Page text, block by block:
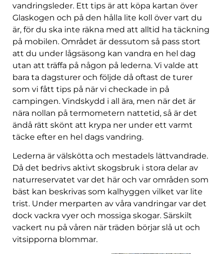
vandringsleder. Ett tips är att köpa kartan över
Glaskogen och på den hålla lite koll över vart du
är, för du ska inte räkna med att alltid ha täckning
på mobilen. Området är dessutom så pass stort
att du under lågsäsong kan vandra en hel dag
utan att träffa på någon på lederna. Vi valde att
bara ta dagsturer och följde då oftast de turer
som vi fått tips på när vi checkade in på
campingen. Vindskydd i all ära, men när det är
nära nollan på termometern nattetid, så är det
ändå rätt skönt att krypa ner under ett varmt
täcke efter en hel dags vandring.
Lederna är välskötta och mestadels lättvandrade.
Då det bedrivs aktivt skogsbruk i stora delar av
naturreservatet var det här och var områden som
bäst kan beskrivas som kalhyggen vilket var lite
trist. Under merparten av våra vandringar var det
dock vackra vyer och mossiga skogar. Särskilt
vackert nu på våren när träden börjar slå ut och
vitsipporna blommar.